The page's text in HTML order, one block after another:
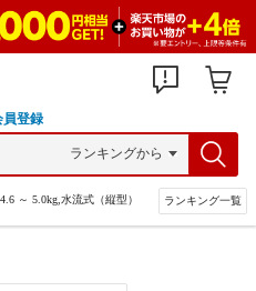
員登録
～ 5.0kg,水流式（縦型） ランキング一覧